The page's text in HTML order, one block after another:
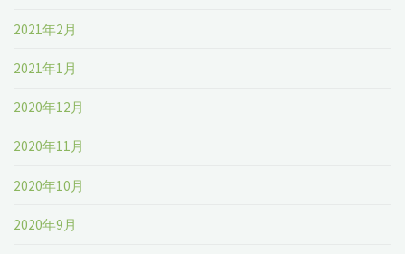
2021年2月
2021年1月
2020年12月
2020年11月
2020年10月
2020年9月